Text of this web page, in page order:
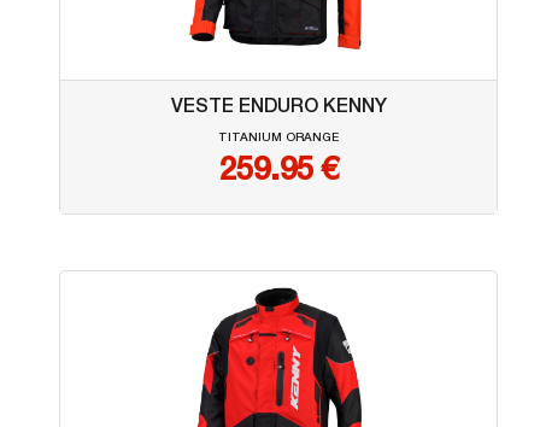
VESTE ENDURO KENNY
TITANIUM ORANGE
259.95€